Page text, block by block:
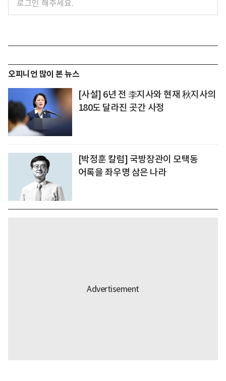
오피니언 많이 본 뉴스
[사설] 6년 전 李지사와 현재 秋지사의
180도 달라진 곳간 사정
[박정훈 칼럼] 국방장관이 모택동
어록을 좌우명 삼은 나라